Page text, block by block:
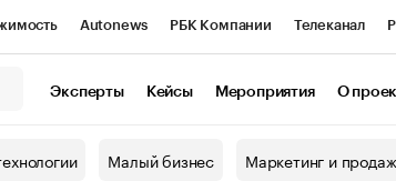
Autonews РБК Компании Телеканал
Эксперты Кейсы Мероприятия О
Малый бизнес Маркетинг и